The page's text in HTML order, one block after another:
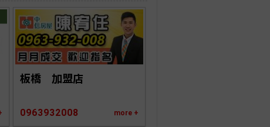
板橋　加盟店
0963932008 more +